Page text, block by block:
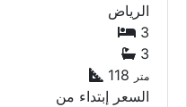
الرياض
3
3
118
متر
السعر إبتداء من